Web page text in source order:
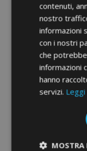
Tappeti in
contenuti,
nostro
informazioni
con i nostri
che
informazioni
hanno
servizi. Leggi
MOSTRA